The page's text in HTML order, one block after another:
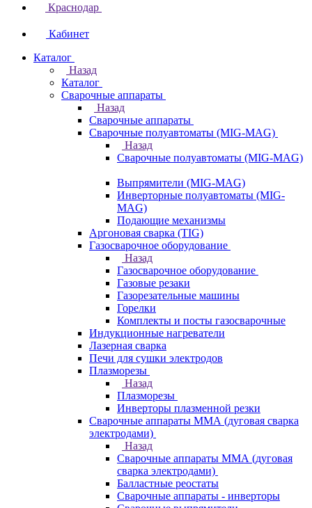
Краснодар
Кабинет
Каталог
Назад
Каталог
Сварочные аппараты
Назад
Сварочные аппараты
Сварочные полуавтоматы (MIG-MAG)
Назад
Сварочные полуавтоматы (MIG-MAG)
Выпрямители (MIG-MAG)
Инверторные полуавтоматы (MIG-
MAG)
Подающие механизмы
Аргоновая сварка (TIG)
Газосварочное оборудование
Назад
Газосварочное оборудование
Газовые резаки
Газорезательные машины
Горелки
Комплекты и посты газосварочные
Индукционные нагреватели
Лазерная сварка
Печи для сушки электродов
Плазморезы
Назад
Плазморезы
Инверторы плазменной резки
Сварочные аппараты ММА (дуговая сварка
электродами)
Назад
Сварочные аппараты ММА (дуговая
сварка электродами)
Балластные реостаты
Сварочные аппараты - инверторы